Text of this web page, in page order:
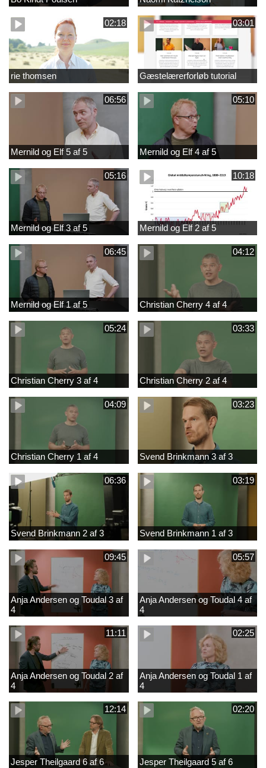
02:18
rie thomsen
03:01
Gæstelærerforløb tutorial
06:56
Mernild og Elf 5 af 5
05:10
Mernild og Elf 4 af 5
05:16
Mernild og Elf 3 af 5
10:18
Mernild og Elf 2 af 5
06:45
Mernild og Elf 1 af 5
04:12
Christian Cherry 4 af 4
05:24
Christian Cherry 3 af 4
03:33
Christian Cherry 2 af 4
04:09
Christian Cherry 1 af 4
03:23
Svend Brinkmann 3 af 3
06:36
Svend Brinkmann 2 af 3
03:19
Svend Brinkmann 1 af 3
09:45
Anja Andersen og Toudal 3 af
4
05:57
Anja Andersen og Toudal 4 af
4
11:11
Anja Andersen og Toudal 2 af
4
02:25
Anja Andersen og Toudal 1 af
4
12:14
Jesper Theilgaard 6 af 6
02:20
Jesper Theilgaard 5 af 6